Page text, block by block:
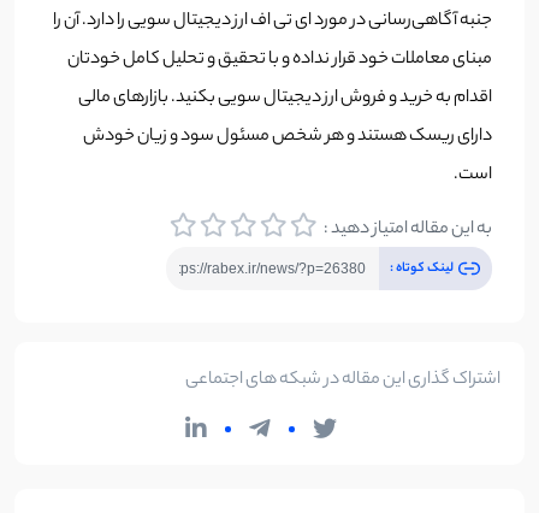
جنبه آگاهی‌رسانی در مورد ای تی اف ارز دیجیتال سویی را دارد. آن را
مبنای معاملات خود قرار نداده و با تحقیق و تحلیل کامل خودتان
اقدام به خرید و فروش ارز دیجیتال سویی بکنید. بازارهای مالی
دارای ریسک هستند و هر شخص مسئول سود و زیان خودش
است.
به این مقاله امتیاز دهید :
لینک کوتاه :
اشتراک گذاری این مقاله در شبکه های اجتماعی